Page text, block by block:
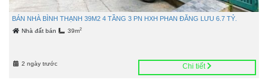
BÁN NHÀ BÌNH THẠNH 39M2 4 TẦNG 3 PN HXH PHAN ĐĂNG LƯU 6.7 TỶ.
Nhà đất bán 39m2
2 ngày trước Chi tiết